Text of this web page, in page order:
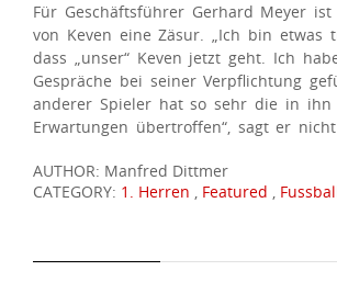
Für Geschäftsführer Gerhard Meyer
von Keven eine Zäsur. „Ich bin etwas
dass „unser“ Keven jetzt geht. Ich
Gespräche bei seiner Verpflichtung
anderer Spieler hat so sehr die in ihn
Erwartungen übertroffen“, sagt er
AUTHOR: Manfred Dittmer
CATEGORY: 1. Herren , Featured ,